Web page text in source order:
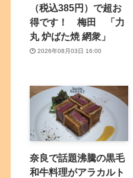
（税込385円）で超お
得です！ 梅田 「力
丸 炉ばた焼 網衆」
2026年08月03日 16:00
奈良で話題沸騰の黒毛
和牛料理がアラカルト